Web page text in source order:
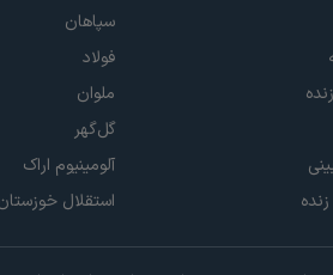
سپاهان
فولاد
ملوان
گل‌گهر
آلومینیوم اراک
استقلال